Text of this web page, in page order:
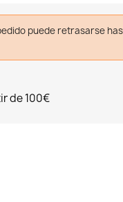
puede retrasarse
de 100€